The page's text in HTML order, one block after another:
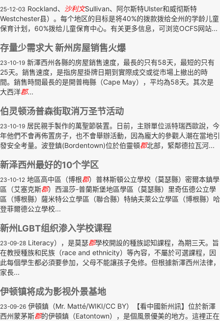
25-12-03 Rockland、 沙利文Sullivan、阿尔斯特Ulster和威彻斯特
Westchester县）。每个地区的目标是将40%的拨款拨给全州的学龄儿童
保育计划，60%拨给儿童保育中心。有关更多信息，可浏览OCFS网站...
存量少需求大 新州房屋销售火爆
23-10-19 新澤西州各縣的房屋銷售速度，最長的只有58天，最短的只有
25天。銷售速度，是指房屋掛牌日期到實際成交或從市場上撤出的時
間。銷售時間最長的是開普梅縣（Cape May），平均為58天。其次是
大西洋郡...
伯灵顿汤普森街取消万圣节活动
23-10-19 居民親手製作的萬聖節裝置。日前，主辦單位派特瑞西歐說，今
年他們不會再佈置房子，也不會舉辦活動，因為龐大的參觀人潮在當地引
發安全考量。波登鎮(Bordentown)位於伯靈頓郡北部，緊鄰德拉瓦河...
新泽西州最好的10个学区
23-10-12 地區高中區（博根郡）普林斯頓公立學校（莫瑟縣）密爾本鎮學
區（艾塞克斯郡）西溫莎-普蘭斯堡地區學區（莫瑟縣）里奇伍德公立學
區（博根縣）薩米特公立學區（聯合縣）特納夫萊公立學區（博根縣）哈
登菲爾德公立學校...
新州LGBT组织渗入学校课程
23-09-28 Literacy），是莫瑟郡學校開設的種族認知課程，為期三天。旨
在教授種族和民族（race and ethnicity）等內容，不屬於可選課程，因
此每個學生都必須要參加，父母不能讓孩子免修。但根據新澤西州法律，
家長...
伊顿镇将成为影视外景基地
23-09-26 伊頓鎮（Mr. Matté/WIKI/CC BY）【看中國新州訊】位於新澤
西州蒙茅斯郡的伊頓鎮（Eatontown），是個風景優美的地方。這裡正在